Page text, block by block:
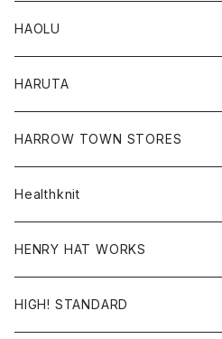
カーディガン
コート
トップス
シャツ
スウェット
レディース
カーディガン
コート
ボトム
パンツ
トップス
Tシャツ
ロンTEE
HAOLU
HARUTA
HARROW TOWN STORES
Healthknit
HENRY HAT WORKS
帽子
HIGH! STANDARD